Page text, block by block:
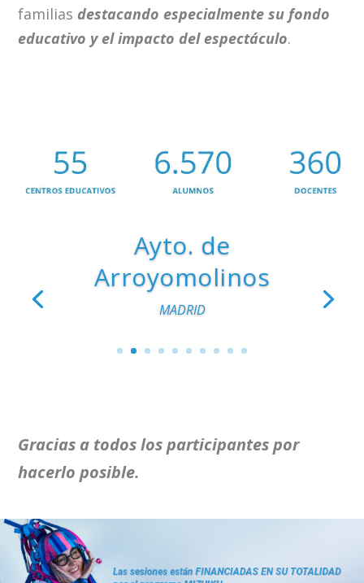
familias destacando especialmente su fondo
educativo y el impacto del espectáculo.
Ayto. de
Arroyomolinos
MADRID
TOLEDO
Gracias a todos los participantes por
hacerlo posible.